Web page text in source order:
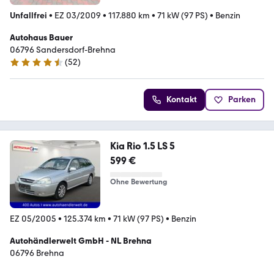
Unfallfrei • EZ 03/2009 • 117.880 km • 71 kW (97 PS) • Benzin
Autohaus Bauer
06796 Sandersdorf-Brehna
4.3 Sterne
(52)
Kontakt Parken
Kia Rio 1.5 LS 5
599 €
Ohne Bewertung
EZ 05/2005 • 125.374 km • 71 kW (97 PS) • Benzin
Autohändlerwelt GmbH - NL Brehna
06796 Brehna